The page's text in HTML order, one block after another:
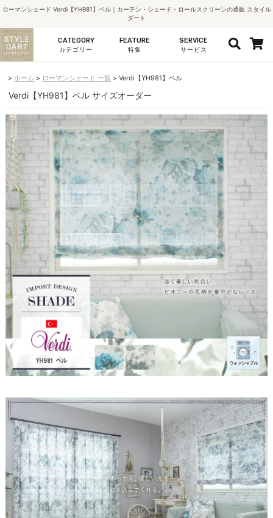
ローマンシェード Verdi【YH981】ベル｜カーテン・シェード・ロールスクリーンの通販 スタイル
ダート
CATEGORY
カテゴリー
FEATURE
特集
SERVICE
サービス
ホーム ローマンシェード 一覧 Verdi【YH981】ベル
Verdi【YH981】ベル サイズオーダー